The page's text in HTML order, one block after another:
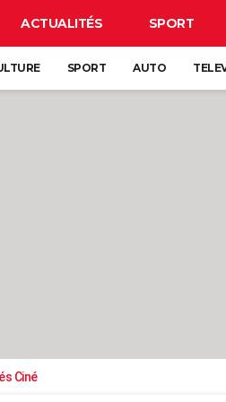
ACTUALITÉS SPORT
SPORT AUTO
Ciné